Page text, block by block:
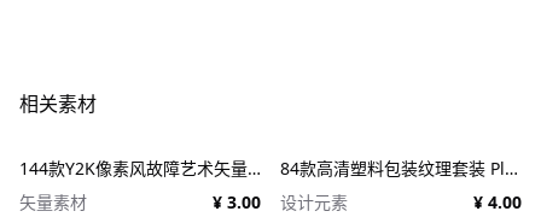
相关素材
144款Y2K像素风故障艺术矢量元素 Dithering Bitmap Vector Shapes Collection
矢量素材
¥ 3.00
84款高清塑料包装纹理套装 Plastic Textures
设计元素
¥ 4.00